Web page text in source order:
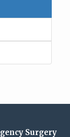
Surgery